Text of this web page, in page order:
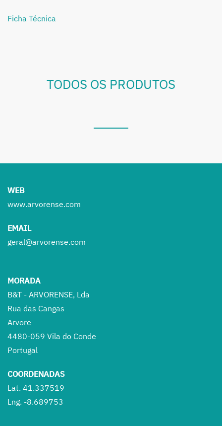
Ficha Técnica
TODOS OS PRODUTOS
WEB
www.arvorense.com
EMAIL
geral@arvorense.com
MORADA
B&T - ARVORENSE, Lda
Rua das Cangas
Arvore
4480-059 Vila do Conde
Portugal
COORDENADAS
Lat. 41.337519
Lng. -8.689753